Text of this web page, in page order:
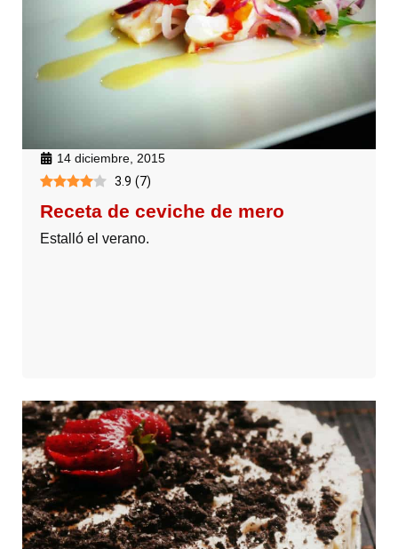
14 diciembre, 2015
3.9 (7)
Receta de ceviche de mero
Estalló el verano.